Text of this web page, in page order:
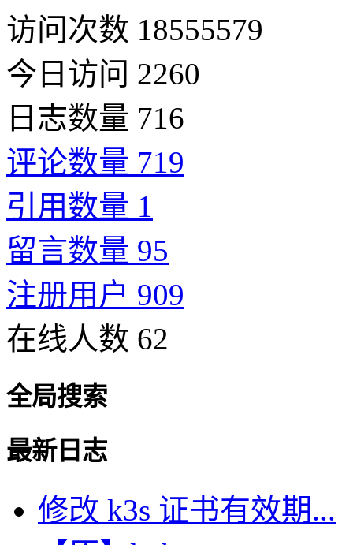
访问次数 18555579
今日访问 2260
日志数量 716
评论数量 719
引用数量 1
留言数量 95
注册用户 909
在线人数 62
全局搜索
最新日志
修改 k3s 证书有效期...